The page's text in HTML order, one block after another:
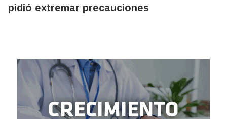
pidió extremar precauciones